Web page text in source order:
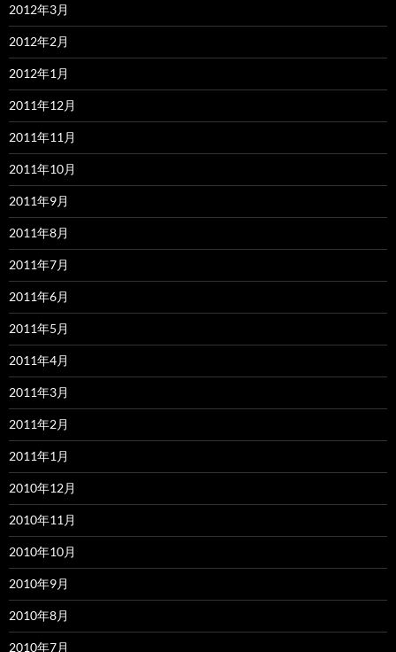
2012年3月
2012年2月
2012年1月
2011年12月
2011年11月
2011年10月
2011年9月
2011年8月
2011年7月
2011年6月
2011年5月
2011年4月
2011年3月
2011年2月
2011年1月
2010年12月
2010年11月
2010年10月
2010年9月
2010年8月
2010年7月